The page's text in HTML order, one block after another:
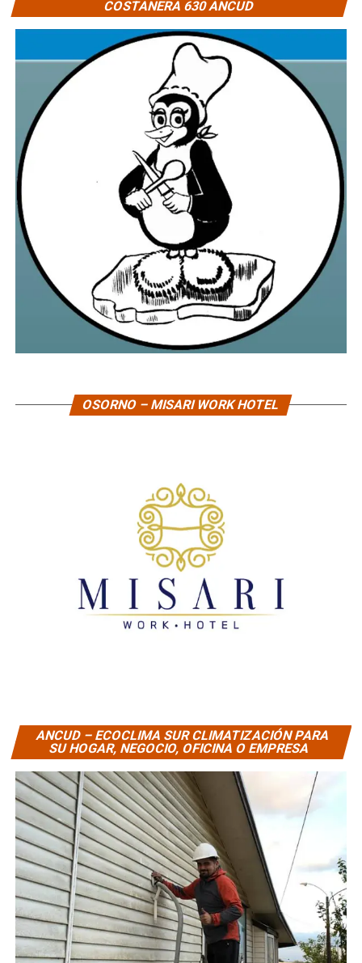
COSTANERA 630 ANCUD
OSORNO – MISARI WORK HOTEL
ANCUD – ECOCLIMA SUR CLIMATIZACIÓN PARA
SU HOGAR, NEGOCIO, OFICINA O EMPRESA